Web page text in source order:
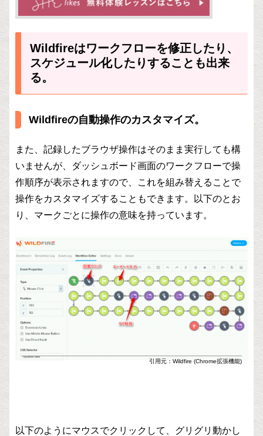
Wildfireはワークフローを修正したり、
スケジュール化したりすることも出来
る。
Wildfireの自動操作のカスタマイズ。
また、記録したブラウザ操作はそのまま実行しても構
いませんが、ダッシュボード画面のワークフローで操
作順序が表示されますので、これを組み替えることで
操作をカスタマイズすることもできます。以下のとお
り、マークごとに操作の意味を持っています。
引用元：Wildfire (Chrome拡張機能)
以下のようにマウスでクリックして、グリグリ動かし